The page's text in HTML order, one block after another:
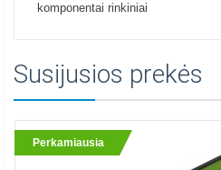
komponentai rinkiniai
Susijusios prekės
Perkamiausia